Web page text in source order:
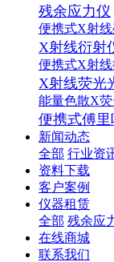
残余应力仪
便携式X射
X射线衍射
便携式X射
X射线荧光
能量色散X
便携式傅
新闻动态
全部 行业资
资料下载
客户案例
仪器租赁
全部 残余应
在线商城
联系我们